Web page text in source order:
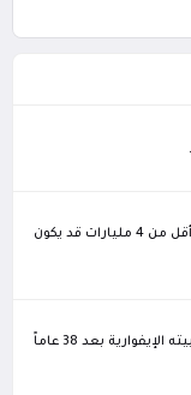
دراسة علمية تثير جدلاً: خفض عدد سكان العالم إلى أقل من 4 مليارات قد يكون
وفاء يقطع العقود والمسافات.. فرنسي يعثر على مربيته الإيفوارية بعد 38 عاماً